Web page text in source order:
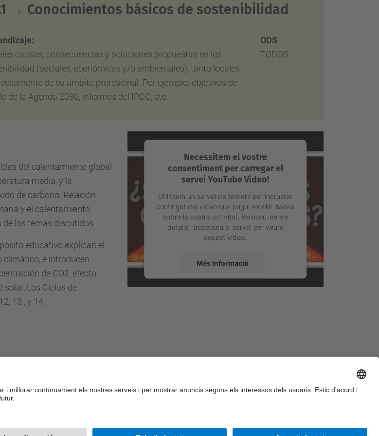
→ Conocimientos básicos de sostenibilidad
causas, consecuencias y soluciones propuestas en los
(sociales, económicas y/o ambientales), tanto locales
de su ámbito profesional. Por ejemplo: objetivos de
de la Agenda 2030, informes del IPCC, etc.
ODS :
TODOS
del calentamiento global
media, y la
de carbono. Relación
y el calentamiento
los temas discutidos.
educativo explican el
e introducen
de CO2, efecto
solar, Los Ciclos de
13 , y 14.
Necessitem el vostre
consentiment per carregar el
servei YouTube Video!
Utilitzem un servei de tercers per incrustar
contingut del vídeo que pugui recollir dades
sobre la vostra activitat. Reviseu-ne els
detalls i accepteu el servei per veure
aquest vídeo.
Més Informació
Accepta